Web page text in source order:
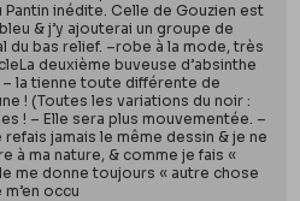
Pantin inédite. Celle de Gouzien est
& j’y ajouterai un groupe de
du bas relief. –robe à la mode, très
deuxième buveuse d’absinthe
la tienne toute différente de
! (Toutes les variations du noir :
! – Elle sera plus mouvementée. –
refais jamais le même dessin & je ne
à ma nature, & comme je fais «
me donne toujours « autre chose
occu